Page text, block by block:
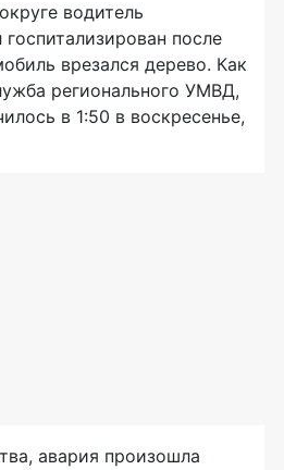
водитель
после
врезался дерево. Как
регионального УМВД,
в 1:50 в воскресенье,
авария произошла